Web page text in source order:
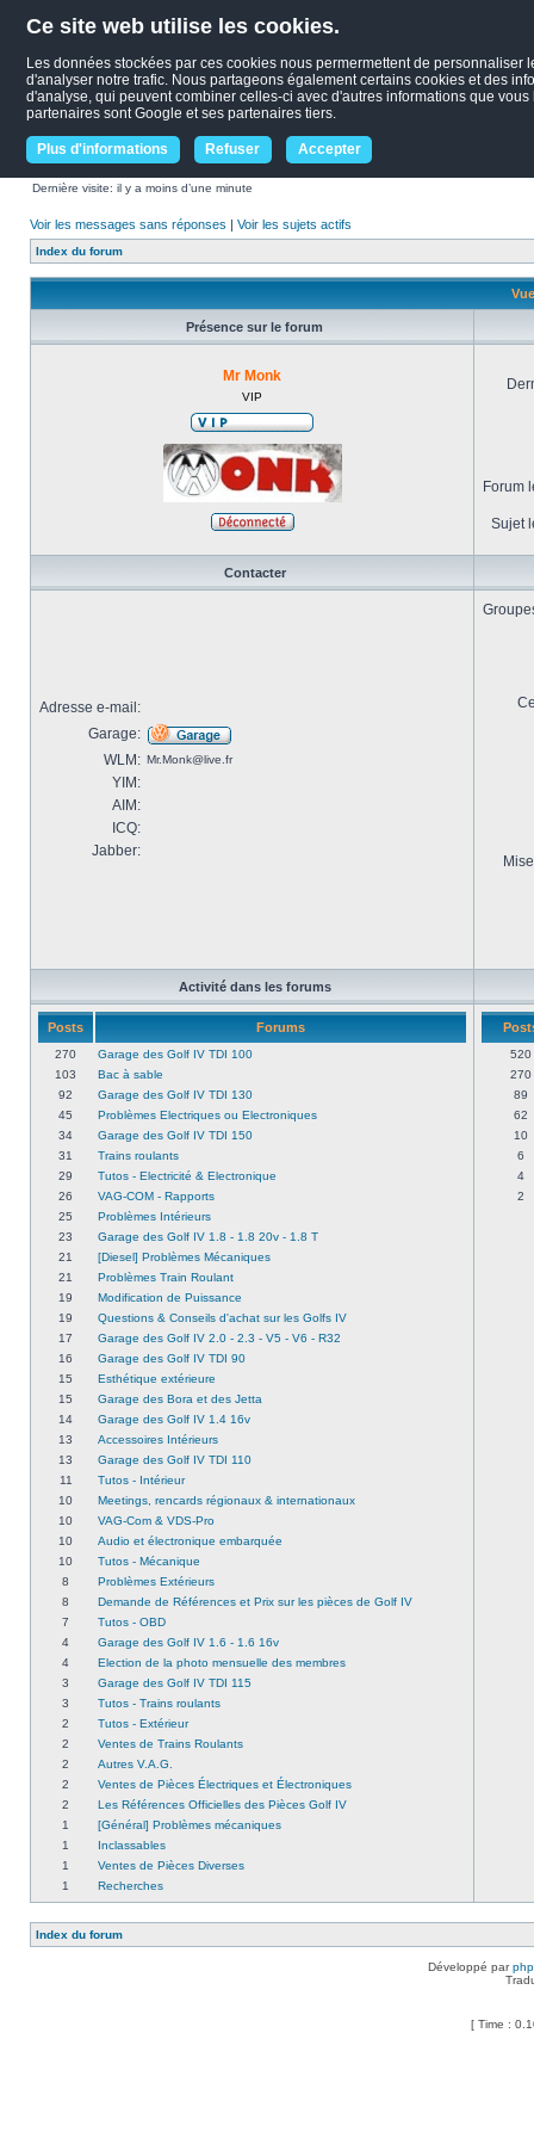
Ce site web utilise les cookies.
Les données stockées par ces cookies nous permermettent de
d'analyser notre trafic. Nous partageons également certains cookies et des
d'analyse, qui peuvent combiner celles-ci avec d'autres informations que
partenaires sont Google et ses partenaires tiers.
Plus d'informations Refuser Accepter
Dernière visite: il y a moins d’une minute
Voir les messages sans réponses | Voir les sujets actifs
Index du forum
Présence sur le forum
Mr Monk
VIP
Forum
Sujet
Contacter
Adresse e-mail:
Garage:
WLM: Mr.Monk@live.fr
YIM:
AIM:
ICQ:
Jabber:
Activité dans les forums
Posts Forums
270
Garage des Golf IV TDI 100
103
Bac à sable
92
Garage des Golf IV TDI 130
45
Problèmes Electriques ou Electroniques
34
Garage des Golf IV TDI 150
31
Trains roulants
29
Tutos - Electricité & Electronique
26
VAG-COM - Rapports
25
Problèmes Intérieurs
23
Garage des Golf IV 1.8 - 1.8 20v - 1.8 T
21
[Diesel] Problèmes Mécaniques
21
Problèmes Train Roulant
19
Modification de Puissance
19
Questions & Conseils d'achat sur les Golfs IV
17
Garage des Golf IV 2.0 - 2.3 - V5 - V6 - R32
16
Garage des Golf IV TDI 90
15
Esthétique extérieure
15
Garage des Bora et des Jetta
14
Garage des Golf IV 1.4 16v
13
Accessoires Intérieurs
13
Garage des Golf IV TDI 110
11
Tutos - Intérieur
10
Meetings, rencards régionaux & internationaux
10
VAG-Com & VDS-Pro
10
Audio et électronique embarquée
10
Tutos - Mécanique
8
Problèmes Extérieurs
8
Demande de Références et Prix sur les pièces de Golf IV
7
Tutos - OBD
4
Garage des Golf IV 1.6 - 1.6 16v
4
Election de la photo mensuelle des membres
3
Garage des Golf IV TDI 115
3
Tutos - Trains roulants
2
Tutos - Extérieur
2
Ventes de Trains Roulants
2
Autres V.A.G.
2
Ventes de Pièces Électriques et Électroniques
2
Les Références Officielles des Pièces Golf IV
1
[Général] Problèmes mécaniques
1
Inclassables
1
Ventes de Pièces Diverses
1
Recherches
520
270
89
62
10
6
4
2
Index du forum
Développé par
[ Time :